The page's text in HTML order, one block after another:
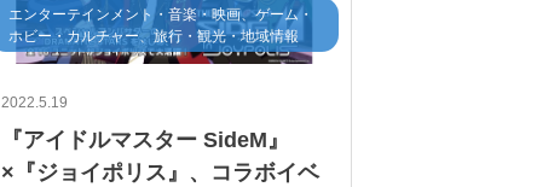
エンターテインメント・音楽・映画、ゲーム・
ホビー・カルチャー、旅行・観光・地域情報
2022.5.19
『アイドルマスター SideM』
×『ジョイポリス』、コラボイベ